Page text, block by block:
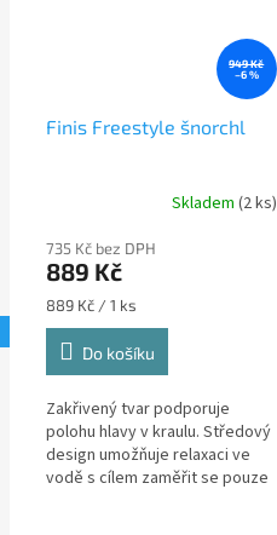
949 Kč
–6 %
Finis Freestyle šnorchl
Skladem (2 ks)
735 Kč bez DPH
889 Kč
Měrná
cena:
889 Kč / 1 ks
Do košíku
Zakřivený tvar podporuje
polohu hlavy v kraulu. Středový
design umožňuje relaxaci ve
vodě s cílem zaměřit se pouze